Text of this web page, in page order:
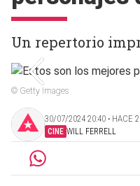
Un repertorio
© Getty Images
30/07/2024 20:40 ‧ HACE
CINE WILL FERRELL